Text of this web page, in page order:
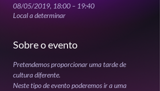
08/05/2019, 18:00 – 19:40
Local a determinar
Sobre o evento
Pretendemos proporcionar uma tarde de
Neste tipo de evento poderemos ir a uma